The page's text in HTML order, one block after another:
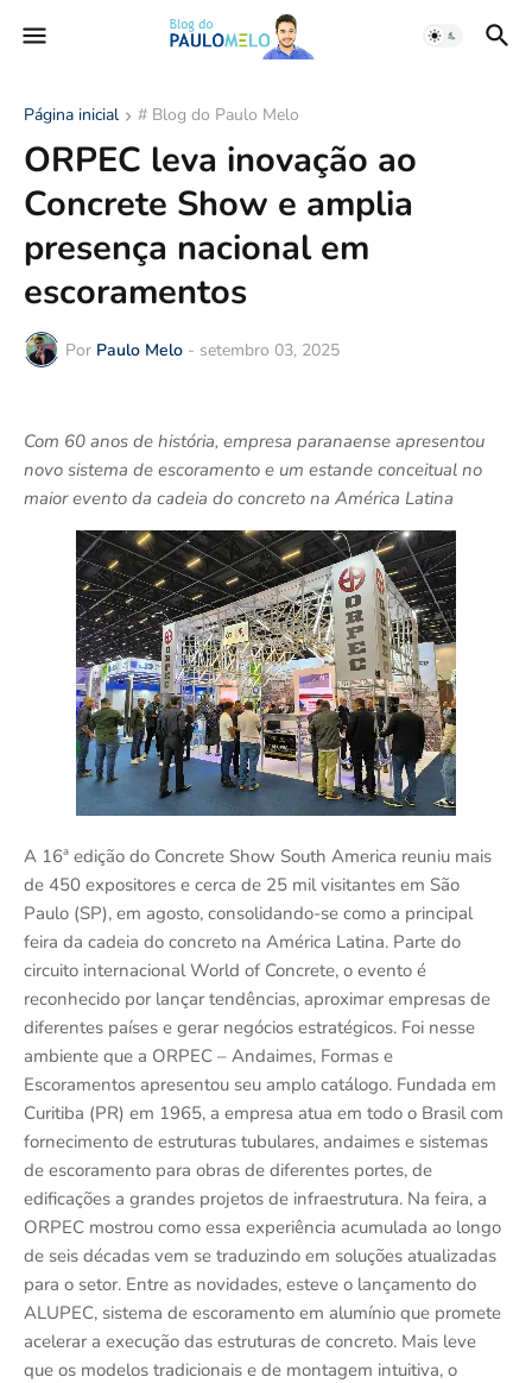
Página inicial # Blog do Paulo Melo
ORPEC leva inovação ao
Concrete Show e amplia
presença nacional em
escoramentos
Por Paulo Melo - setembro 03, 2025
Com 60 anos de história, empresa paranaense apresentou
novo sistema de escoramento e um estande conceitual no
maior evento da cadeia do concreto na América Latina
A 16ª edição do Concrete Show South America reuniu mais
de 450 expositores e cerca de 25 mil visitantes em São
Paulo (SP), em agosto, consolidando-se como a principal
feira da cadeia do concreto na América Latina. Parte do
circuito internacional World of Concrete, o evento é
reconhecido por lançar tendências, aproximar empresas de
diferentes países e gerar negócios estratégicos. Foi nesse
ambiente que a ORPEC – Andaimes, Formas e
Escoramentos apresentou seu amplo catálogo. Fundada em
Curitiba (PR) em 1965, a empresa atua em todo o Brasil com
fornecimento de estruturas tubulares, andaimes e sistemas
de escoramento para obras de diferentes portes, de
edificações a grandes projetos de infraestrutura. Na feira, a
ORPEC mostrou como essa experiência acumulada ao longo
de seis décadas vem se traduzindo em soluções atualizadas
para o setor. Entre as novidades, esteve o lançamento do
ALUPEC, sistema de escoramento em alumínio que promete
acelerar a execução das estruturas de concreto. Mais leve
que os modelos tradicionais e de montagem intuitiva, o